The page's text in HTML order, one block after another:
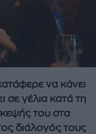
να κάνει
σε γέλια κατά τη
του στα
διάλογός τους